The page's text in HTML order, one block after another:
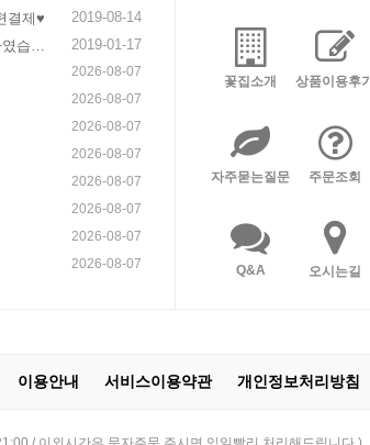
결제♥
2019-08-14
습니
2019-01-17
2026-08-07
2026-08-07
2026-08-07
2026-08-07
2026-08-07
2026-08-07
2026-08-07
2026-08-07
꽃집소개 상품이용후기
자주묻는질문 주문조회
Q&A 오시는길
이용안내 서비스이용약관 개인정보처리방침